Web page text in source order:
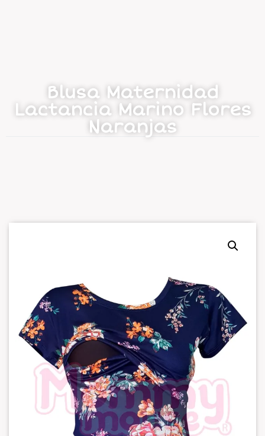
Blusa Maternidad
Lactancia Marino Flores
Naranjas